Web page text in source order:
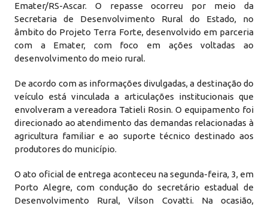
Emater/RS-Ascar. O repasse ocorreu por meio da
Secretaria de Desenvolvimento Rural do Estado, no
âmbito do Projeto Terra Forte, desenvolvido em parceria
com a Emater, com foco em ações voltadas ao
desenvolvimento do meio rural.
De acordo com as informações divulgadas, a destinação do
veículo está vinculada a articulações institucionais que
envolveram a vereadora Tatieli Rosin. O equipamento foi
direcionado ao atendimento das demandas relacionadas à
agricultura familiar e ao suporte técnico destinado aos
produtores do município.
O ato oficial de entrega aconteceu na segunda-feira, 3, em
Porto Alegre, com condução do secretário estadual de
Desenvolvimento Rural, Vilson Covatti. Na ocasião,